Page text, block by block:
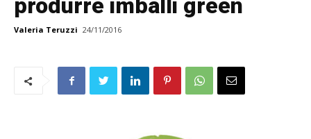
produrre imballi green
Valeria Teruzzi 24/11/2016